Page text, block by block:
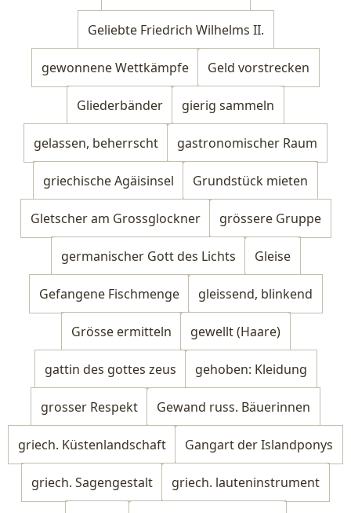
Geliebte Friedrich Wilhelms II.
gewonnene Wettkämpfe Geld vorstrecken
Gliederbänder gierig sammeln
gelassen, beherrscht gastronomischer Raum
griechische Agäisinsel Grundstück mieten
Gletscher am Grossglockner grössere Gruppe
germanischer Gott des Lichts Gleise
Gefangene Fischmenge gleissend, blinkend
Grösse ermitteln gewellt (Haare)
gattin des gottes zeus gehoben: Kleidung
grosser Respekt Gewand russ. Bäuerinnen
griech. Küstenlandschaft Gangart der Islandponys
griech. Sagengestalt griech. lauteninstrument